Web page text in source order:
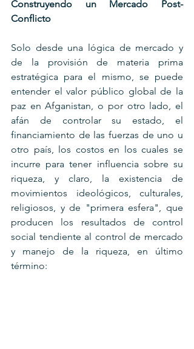
Construyendo un Mercado Post-
Conflicto
Solo desde una lógica de mercado y
de la provisión de materia prima
estratégica para el mismo, se puede
entender el valor público global de la
paz en Afganistan, o por otro lado, el
afán de controlar su estado, el
financiamiento de las fuerzas de uno u
otro país, los costos en los cuales se
incurre para tener influencia sobre su
riqueza, y claro, la existencia de
movimientos ideológicos, culturales,
religiosos, y de "primera esfera", que
producen los resultados de control
social tendiente al control de mercado
y manejo de la riqueza, en último
término: